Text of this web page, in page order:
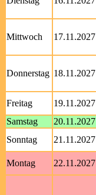
Mittwoch 17.11.2027
Donnerstag 18.11.2027
Freitag
19.11.2027
Samstag
20.11.2027
Sonntag
21.11.2027
Montag
22.11.2027